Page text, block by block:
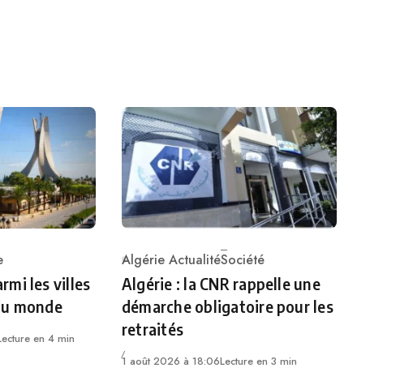
les villes
monde
en 4 min
Category
Algérie ActualitéSociété
Algérie : la CNR rappelle une
démarche obligatoire pour les
retraités
1 août 2026 à 18:06Lecture en 3 min